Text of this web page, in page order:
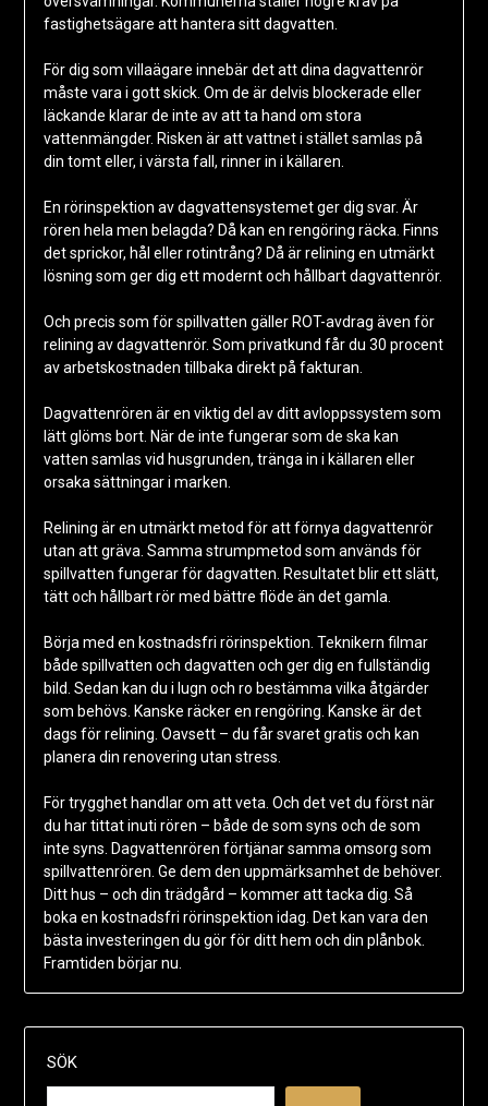
fastighetsägare att hantera sitt dagvatten.
För dig som villaägare innebär det att dina dagvattenrör
måste vara i gott skick. Om de är delvis blockerade eller
läckande klarar de inte av att ta hand om stora
vattenmängder. Risken är att vattnet i stället samlas på
din tomt eller, i värsta fall, rinner in i källaren.
En rörinspektion av dagvattensystemet ger dig svar. Är
rören hela men belagda? Då kan en rengöring räcka. Finns
det sprickor, hål eller rotintrång? Då är relining en utmärkt
lösning som ger dig ett modernt och hållbart dagvattenrör.
Och precis som för spillvatten gäller ROT-avdrag även för
relining av dagvattenrör. Som privatkund får du 30 procent
av arbetskostnaden tillbaka direkt på fakturan.
Dagvattenrören är en viktig del av ditt avloppssystem som
lätt glöms bort. När de inte fungerar som de ska kan
vatten samlas vid husgrunden, tränga in i källaren eller
orsaka sättningar i marken.
Relining är en utmärkt metod för att förnya dagvattenrör
utan att gräva. Samma strumpmetod som används för
spillvatten fungerar för dagvatten. Resultatet blir ett slätt,
tätt och hållbart rör med bättre flöde än det gamla.
Börja med en kostnadsfri rörinspektion. Teknikern filmar
både spillvatten och dagvatten och ger dig en fullständig
bild. Sedan kan du i lugn och ro bestämma vilka åtgärder
som behövs. Kanske räcker en rengöring. Kanske är det
dags för relining. Oavsett – du får svaret gratis och kan
planera din renovering utan stress.
För trygghet handlar om att veta. Och det vet du först när
du har tittat inuti rören – både de som syns och de som
inte syns. Dagvattenrören förtjänar samma omsorg som
spillvattenrören. Ge dem den uppmärksamhet de behöver.
Ditt hus – och din trädgård – kommer att tacka dig. Så
boka en kostnadsfri rörinspektion idag. Det kan vara den
bästa investeringen du gör för ditt hem och din plånbok.
Framtiden börjar nu.
SÖK